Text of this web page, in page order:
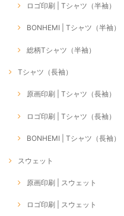
ロゴ印刷 | Tシャツ（半袖）
BONHEMI | Tシャツ（半袖）
総柄Tシャツ（半袖）
Tシャツ（長袖）
原画印刷 | Tシャツ（長袖）
ロゴ印刷 | Tシャツ（長袖）
BONHEMI | Tシャツ（長袖）
スウェット
原画印刷 | スウェット
ロゴ印刷 | スウェット